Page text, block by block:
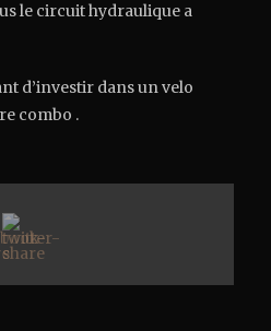
le circuit hydraulique a
d’investir dans un velo
combo .